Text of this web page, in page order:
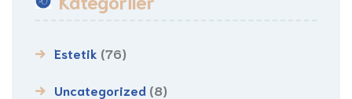
Estetik (76)
Uncategorized (8)